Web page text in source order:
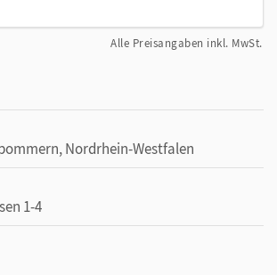
Alle Preisangaben inkl. MwSt.
Nordrhein-Westfalen
1-4